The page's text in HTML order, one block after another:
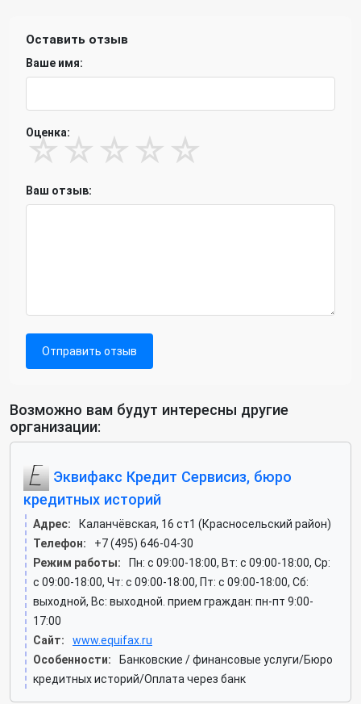
Оставить отзыв
Ваше имя:
Оценка:
☆ ☆ ☆ ☆ ☆
Ваш отзыв:
Отправить отзыв
Возможно вам будут интересны другие
организации:
Эквифакс Кредит Сервисиз, бюро
кредитных историй
Адрес:
Каланчёвская, 16 ст1 (Красносельский район)
Телефон:
+7 (495) 646-04-30
Режим работы:
Пн: c 09:00-18:00, Вт: c 09:00-18:00, Ср:
c 09:00-18:00, Чт: c 09:00-18:00, Пт: c 09:00-18:00, Сб:
выходной, Вс: выходной. прием граждан: пн-пт 9:00-
17:00
Сайт:
www.equifax.ru
Особенности:
Банковские / финансовые услуги/Бюро
кредитных историй/Оплата через банк